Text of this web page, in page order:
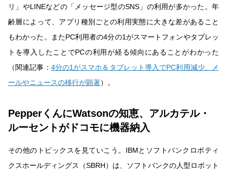
リ」やLINEなどの「メッセージ型のSNS」の利用が多かった。年
齢層によって、アプリ種別ごとの利用実態に大きな差があること
もわかった。またPC利用者の4分の1がスマートフォンやタブレッ
トを導入したことでPCの利用が経る傾向にあることがわかった
（関連記事： 4分の1がスマホ＆タブレット導入でPC利用減少、メ
ールやニュースの移行が顕著）。
PepperくんにWatsonの知恵、アルカテル・
ルーセントがドコモに機器納入
その他のトピックスを見ていこう。IBMとソフトバンクロボティ
クスホールディングス（SBRH）は、ソフトバンクの人型ロボット